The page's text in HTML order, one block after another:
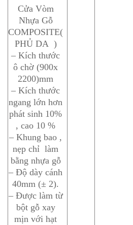
Cửa Vòm
Nhựa Gỗ
COMPOSITE(
PHỦ DA )
– Kích thước
ô chờ (900x
2200)mm
– Kích thước
ngang lớn hơn
phát sinh 10%
, cao 10 %
– Khung bao ,
nẹp chỉ làm
bằng nhựa gỗ
– Độ dày cánh
40mm (± 2).
– Được làm từ
bột gỗ xay
mịn với hạt